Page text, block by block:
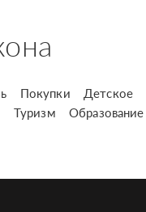
Покупки Детское
Туризм Образование